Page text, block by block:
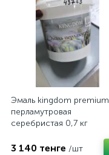
Эмаль kingdom premium
перламутровая
серебристая 0,7 кг
3 140 тенге /шт